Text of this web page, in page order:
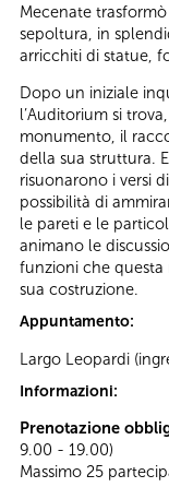
Mecenate
sepoltura, in
arricchiti di statue,
Dopo un iniziale
l’Auditorium si
monumento, il
della sua struttura.
risuonarono i versi
possibilità di
le pareti e le
animano le
funzioni che questa
sua costruzione.
Appuntamento:
Largo Leopardi
Informazioni:
Prenotazione
9.00 - 19.00)
Massimo 25